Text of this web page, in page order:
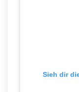
Sieh dir